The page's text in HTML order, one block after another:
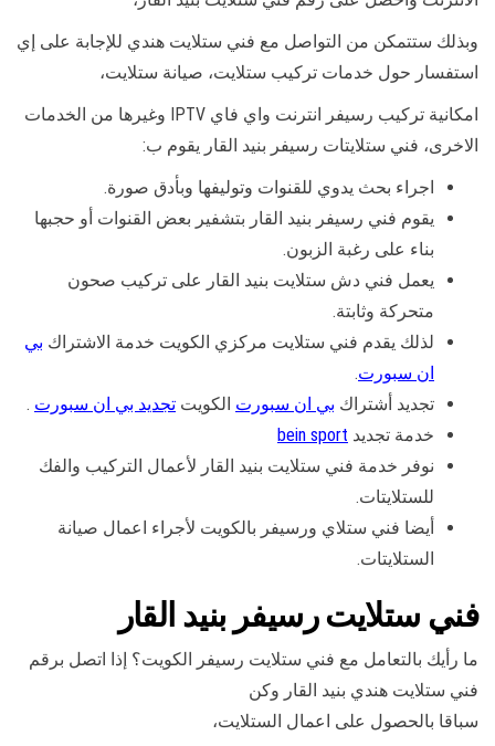
وبذلك ستتمكن من التواصل مع فني ستلايت هندي للإجابة على إي
استفسار حول خدمات تركيب ستلايت، صيانة ستلايت،
امكانية تركيب رسيفر انترنت واي فاي IPTV وغيرها من الخدمات
الاخرى، فني ستلايتات رسيفر بنيد القار يقوم ب:
اجراء بحث يدوي للقنوات وتوليفها وبأدق صورة.
يقوم فني رسيفر بنيد القار بتشفير بعض القنوات أو حجبها
بناء على رغبة الزبون.
يعمل فني دش ستلايت بنيد القار على تركيب صحون
متحركة وثابتة.
لذلك يقدم فني ستلايت مركزي الكويت خدمة الاشتراك بي
ان سبورت.
تجديد أشتراك بي ان سبورت الكويت تجديد بي ان سبورت .
خدمة تجديد bein sport
نوفر خدمة فني ستلايت بنيد القار لأعمال التركيب والفك
للستلايتات.
أيضا فني ستلاي ورسيفر بالكويت لأجراء اعمال صيانة
الستلايتات.
فني ستلايت رسيفر بنيد القار
ما رأيك بالتعامل مع فني ستلايت رسيفر الكويت؟ إذا اتصل برقم
فني ستلايت هندي بنيد القار وكن
سباقا بالحصول على اعمال الستلايت،